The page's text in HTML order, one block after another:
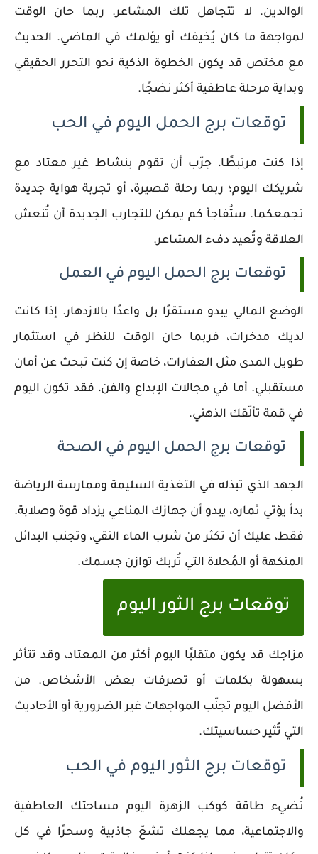
الوالدين. لا تتجاهل تلك المشاعر. ربما حان الوقت
لمواجهة ما كان يُخيفك أو يؤلمك في الماضي. الحديث
مع مختص قد يكون الخطوة الذكية نحو التحرر الحقيقي
وبداية مرحلة عاطفية أكثر نضجًا.
توقعات برج الحمل اليوم في الحب
إذا كنت مرتبطًا، جرّب أن تقوم بنشاط غير معتاد مع
شريكك اليوم؛ ربما رحلة قصيرة، أو تجربة هواية جديدة
تجمعكما. ستُفاجأ كم يمكن للتجارب الجديدة أن تُنعش
العلاقة وتُعيد دفء المشاعر.
توقعات برج الحمل اليوم في العمل
الوضع المالي يبدو مستقرًا بل واعدًا بالازدهار. إذا كانت
لديك مدخرات، فربما حان الوقت للنظر في استثمار
طويل المدى مثل العقارات، خاصة إن كنت تبحث عن أمان
مستقبلي. أما في مجالات الإبداع والفن، فقد تكون اليوم
في قمة تألّقك الذهني.
توقعات برج الحمل اليوم في الصحة
الجهد الذي تبذله في التغذية السليمة وممارسة الرياضة
بدأ يؤتي ثماره، يبدو أن جهازك المناعي يزداد قوة وصلابة.
فقط، عليك أن تكثر من شرب الماء النقي، وتجنب البدائل
المنكهة أو المُحلاة التي تُربك توازن جسمك.
توقعات برج الثور اليوم
مزاجك قد يكون متقلبًا اليوم أكثر من المعتاد، وقد تتأثر
بسهولة بكلمات أو تصرفات بعض الأشخاص. من
الأفضل اليوم تجنّب المواجهات غير الضرورية أو الأحاديث
التي تُثير حساسيتك.
توقعات برج الثور اليوم في الحب
تُضيء طاقة كوكب الزهرة اليوم مساحتك العاطفية
والاجتماعية، مما يجعلك تشعّ جاذبية وسحرًا في كل